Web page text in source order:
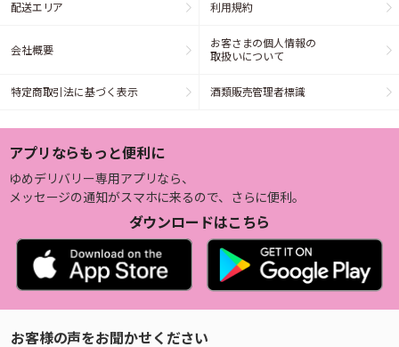
配送エリア 利用規約
会社概要
お客さまの個人情報の
取扱いについて
特定商取引法に基づく表示 酒類販売管理者標識
アプリならもっと便利に
ゆめデリバリー専用アプリなら、
メッセージの通知がスマホに来るので、さらに便利。
ダウンロードはこちら
お客様の声をお聞かせください